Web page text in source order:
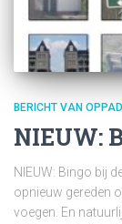
BERICHT VAN
NIEUW:
NIEUW: Bingo bij
opnieuw gereden
voegen. En